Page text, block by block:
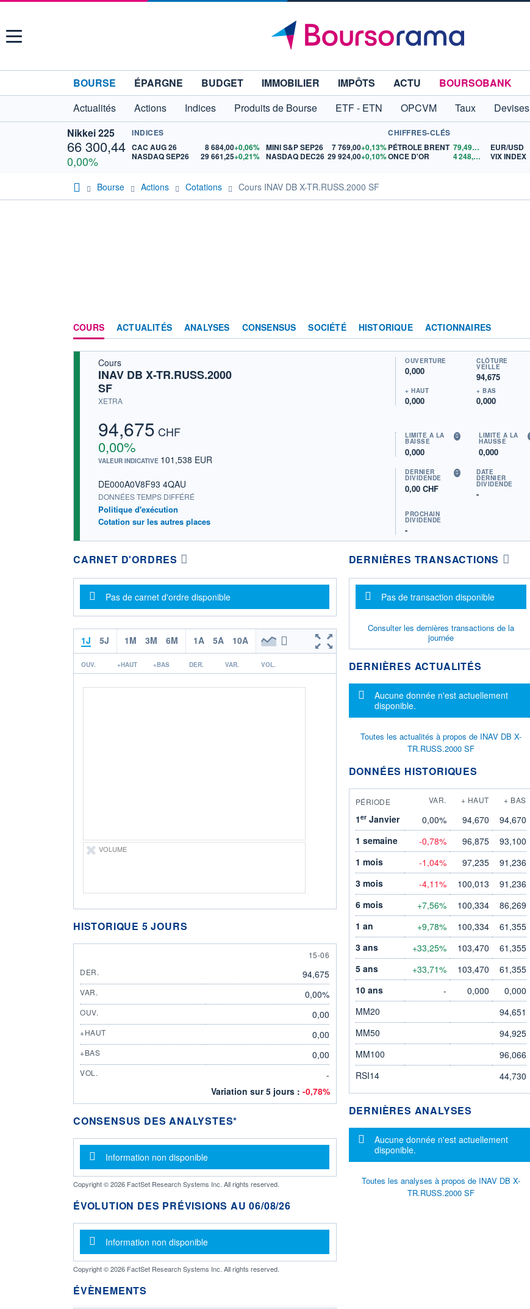
Menu
BOURSE ÉPARGNE BUDGET IMMOBILIER IMPÔTS ACTU
BOURSOBANK
Actualités
Actions Indices Produits de Bourse ETF - ETN OPCVM Taux Devises
Nikkei 225
66 300,44
0,00%
INDICES
CAC AUG 26
8 684,00+0,06%
NASDAQ SEP26
29 661,25+0,21%
MINI S&P SEP26 7 769,00+0,13%
NASDAQ DEC26 29 924,00+0,10%
CHIFFRES-CLÉS
PÉTROLE BRENT
79,49
$US
ONCE D'OR
4 248,61 $US
EUR/USD
VIX INDEX
Bourse Actions Cotations Cours INAV DB X-TR.RUSS.2000 SF
COURS ACTUALITÉS ANALYSES CONSENSUS SOCIÉTÉ HISTORIQUE ACTIONNAIRES
Cours
INAV DB X-TR.RUSS.2000
SF
XETRA
94,675 CHF
0,00%
VALEUR INDICATIVE 101,538 EUR
DE000A0V8F93 4QAU
DONNÉES TEMPS DIFFÉRÉ
Politique d'exécution
Cotation sur les autres places
OUVERTURE
0,000
CLÔTURE
VEILLE
94,675
+ HAUT
0,000
+ BAS
0,000
LIMITE À LA
BAISSE
0,000
LIMITE À LA
HAUSSE
0,000
DERNIER
DIVIDENDE
0,00 CHF
DATE
DERNIER
DIVIDENDE
-
PROCHAIN
DIVIDENDE
-
CARNET D'ORDRES
Message d'information
Pas de carnet d'ordre disponible
1J 5J 1M 3M 6M 1A 5A 10A
OUV. +HAUT +BAS DER. VAR. VOL.
VOLUME
HISTORIQUE 5 JOURS
15 JUNE
15-06
DER.
94,675
VAR. 0,00%
OUV. 0,00
+HAUT 0,00
+BAS 0,00
VOL.
-
Variation sur 5 jours : -0,78%
CONSENSUS DES ANALYSTES*
Message d'information
Information non disponible
Copyright © 2026 FactSet Research Systems Inc. All rights reserved.
ÉVOLUTION DES PRÉVISIONS AU 06/08/26
Message d'information
Information non disponible
Copyright © 2026 FactSet Research Systems Inc. All rights reserved.
ÉVÈNEMENTS
DERNIÈRES TRANSACTIONS
Message d'information
Pas de transaction disponible
Consulter les dernières transactions de la
journée
DERNIÈRES ACTUALITÉS
Message d'information
Aucune donnée n'est actuellement
disponible.
Toutes les actualités à propos de INAV DB X-
TR.RUSS.2000 SF
DONNÉES HISTORIQUES
PÉRIODE VAR. + HAUT + BAS
1erJanvier 0,00% 94,670
94,670
1 semaine
-0,78% 96,875
93,100
1 mois
-1,04% 97,235
91,236
3 mois
-4,11% 100,013
91,236
6 mois
+7,56% 100,334
86,269
1 an
+9,78% 100,334
61,355
3 ans
+33,25% 103,470
61,355
5 ans
+33,71% 103,470
61,355
10 ans
- 0,000
0,000
MM20
94,651
MM50
94,925
MM100
96,066
RSI14
44,730
DERNIÈRES ANALYSES
Message d'information
Aucune donnée n'est actuellement
disponible.
Toutes les analyses à propos de INAV DB X-
TR.RUSS.2000 SF